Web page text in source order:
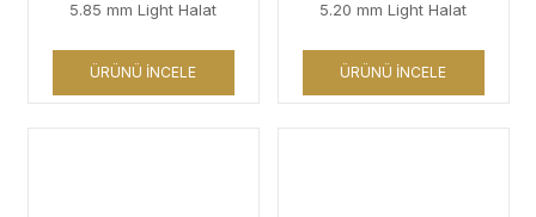
5.85 mm Light Halat
ÜRÜNÜ İNCELE
5.20 mm Light Halat
ÜRÜNÜ İNCELE